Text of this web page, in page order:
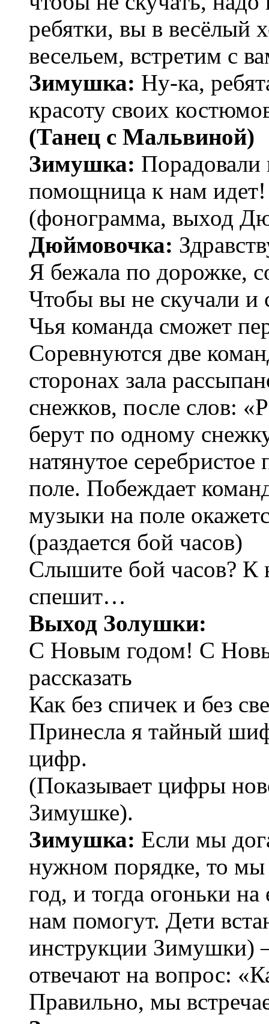
ребятки, вы в весёлый
весельем, встретим с
Зимушка: Ну-ка,
красоту своих
(Танец с Мальвиной)
Зимушка: Порадовали
помощница к нам идет!
(фонограмма, выход
Дюймовочка:
Я бежала по дорожке,
Чтобы вы не скучали и
Чья команда сможет
Соревнуются две
сторонах зала
снежков, после слов:
берут по одному
натянутое
поле. Побеждает
музыки на поле
(раздается бой часов)
Слышите бой часов? К
спешит…
Выход Золушки:
С Новым годом! С
рассказать
Как без спичек и без
Принесла я тайный
цифр.
(Показывает цифры
Зимушке).
Зимушка: Если мы
нужном порядке, то мы
год, и тогда огоньки
нам помогут. Дети
инструкции Зимушки)
отвечают на вопрос:
Правильно, мы